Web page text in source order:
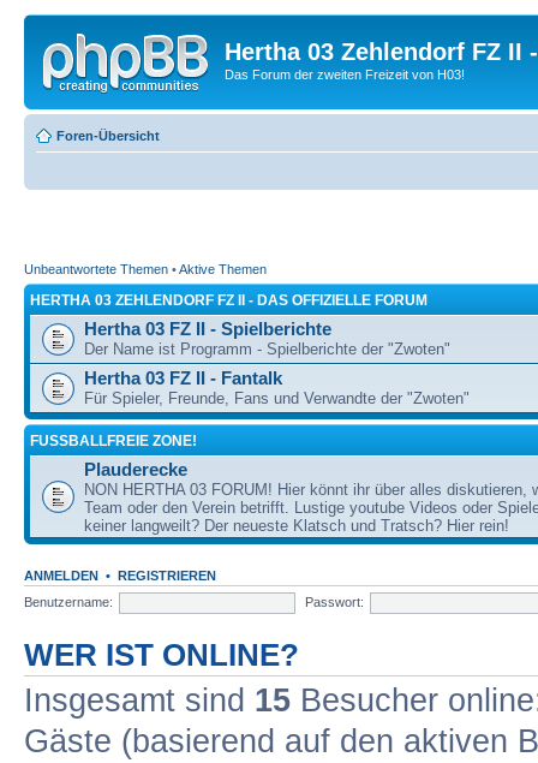
Hertha 03 Zehlendorf FZ II
Das Forum der zweiten Freizeit von H03!
Foren-Übersicht
Unbeantwortete Themen •Aktive Themen
HERTHA 03 ZEHLENDORF FZ II - DAS OFFIZIELLE FORUM
Hertha 03 FZ II - Spielberichte
Der Name ist Programm - Spielberichte der "Zwoten"
Hertha 03 FZ II - Fantalk
Für Spieler, Freunde, Fans und Verwandte der "Zwoten"
FUSSBALLFREIE ZONE!
Plauderecke
NON HERTHA 03 FORUM! Hier könnt ihr über alles diskutieren,
Team oder den Verein betrifft. Lustige youtube Videos oder
keiner langweilt? Der neueste Klatsch und Tratsch? Hier rein!
ANMELDEN • REGISTRIEREN
Benutzername:
Passwort:
WER IST ONLINE?
Insgesamt sind 15 Besucher
Gäste (basierend auf den aktiven